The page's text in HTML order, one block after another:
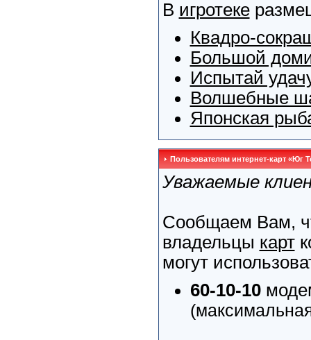
В игротеке
Квадро-
Большой
Испытай
Волшебные
Японская
Пользователям интернет-карт «Юг
Уважаемые
Сообщаем Вам,
владельцы карт
могут
60-10-10